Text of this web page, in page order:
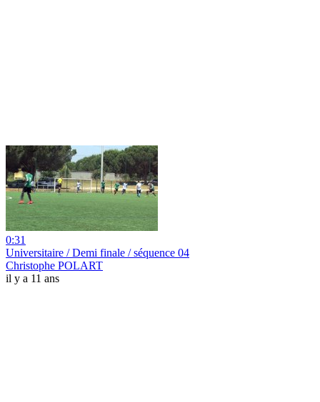
0:31
Universitaire / Demi finale / séquence 04
Christophe POLART
il y a 11 ans